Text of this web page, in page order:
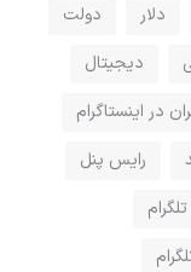
دلار
دولت
دیجیتال
در اینستاگرام
رایس پنل